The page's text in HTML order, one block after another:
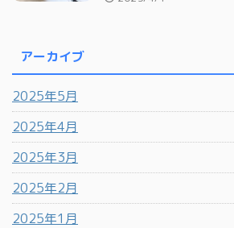
アーカイブ
2025年5月
2025年4月
2025年3月
2025年2月
2025年1月